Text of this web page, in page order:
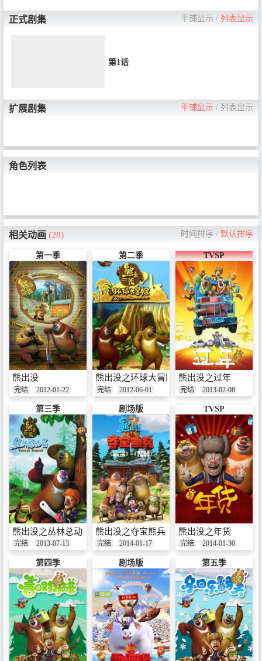
正式剧集 平铺显示 / 列表显示
第1话
扩展剧集 平铺显示 / 列表显示
角色列表
相关动画(28) 时间排序 / 默认排序
第一季
熊出没
完结 2012-01-22
第二季
熊出没之环球大冒险
完结 2012-06-01
TVSP
熊出没之过年
完结 2013-02-08
第三季
熊出没之丛林总动员
完结 2013-07-13
剧场版
熊出没之夺宝熊兵
完结 2014-01-17
TVSP
熊出没之年货
完结 2014-01-30
第四季 剧场版 第五季